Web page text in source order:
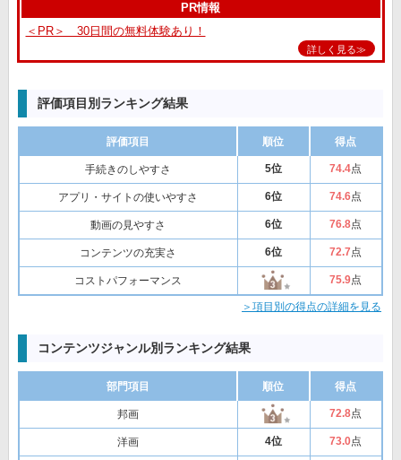
PR情報
＜PR＞ 30日間の無料体験あり！
詳しく見る≫
評価項目別ランキング結果
評価項目 順位 得点
手続きのしやすさ 5位 74.4点
アプリ・サイトの使いやすさ 6位 74.6点
動画の見やすさ 6位 76.8点
コンテンツの充実さ 6位 72.7点
コストパフォーマンス 75.9点
＞項目別の得点の詳細を見る
コンテンツジャンル別ランキング結果
部門項目 順位 得点
邦画 72.8点
洋画 4位 73.0点